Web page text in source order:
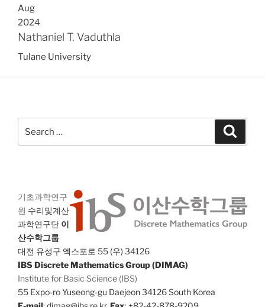
Aug
2024
Nathaniel T. Vaduthla
Tulane University
for:
기초과학연구
원 수리및계산
과학연구단 이
산수학그룹
대전 유성구 엑스포로 55 (우) 34126
IBS Discrete Mathematics Group (DIMAG)
Institute for Basic Science (IBS)
55 Expo-ro Yuseong-gu Daejeon 34126 South Korea